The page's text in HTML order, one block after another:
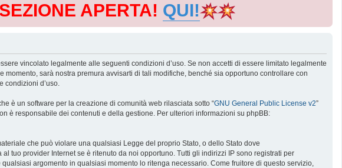
APERTA! QUI!
vincolato legalmente alle seguenti condizioni d’uso. Se non accetti di essere limitato legalmente
sarà nostra premura avvisarti di tali modifiche, benché sia opportuno controllare con
condizioni d’uso.
è un software per la creazione di comunità web rilasciata sotto “GNU General Public License v2”
è responsabile dei contenuti e della gestione. Per ulteriori informazioni su phpBB:
che può violare una qualsiasi Legge del proprio Stato, o dello Stato dove
tuo provider Internet se è ritenuto da noi opportuno. Tutti gli indirizzi IP sono registrati per
argomento in qualsiasi momento lo ritenga necessario. Come fruitore di questo servizio,